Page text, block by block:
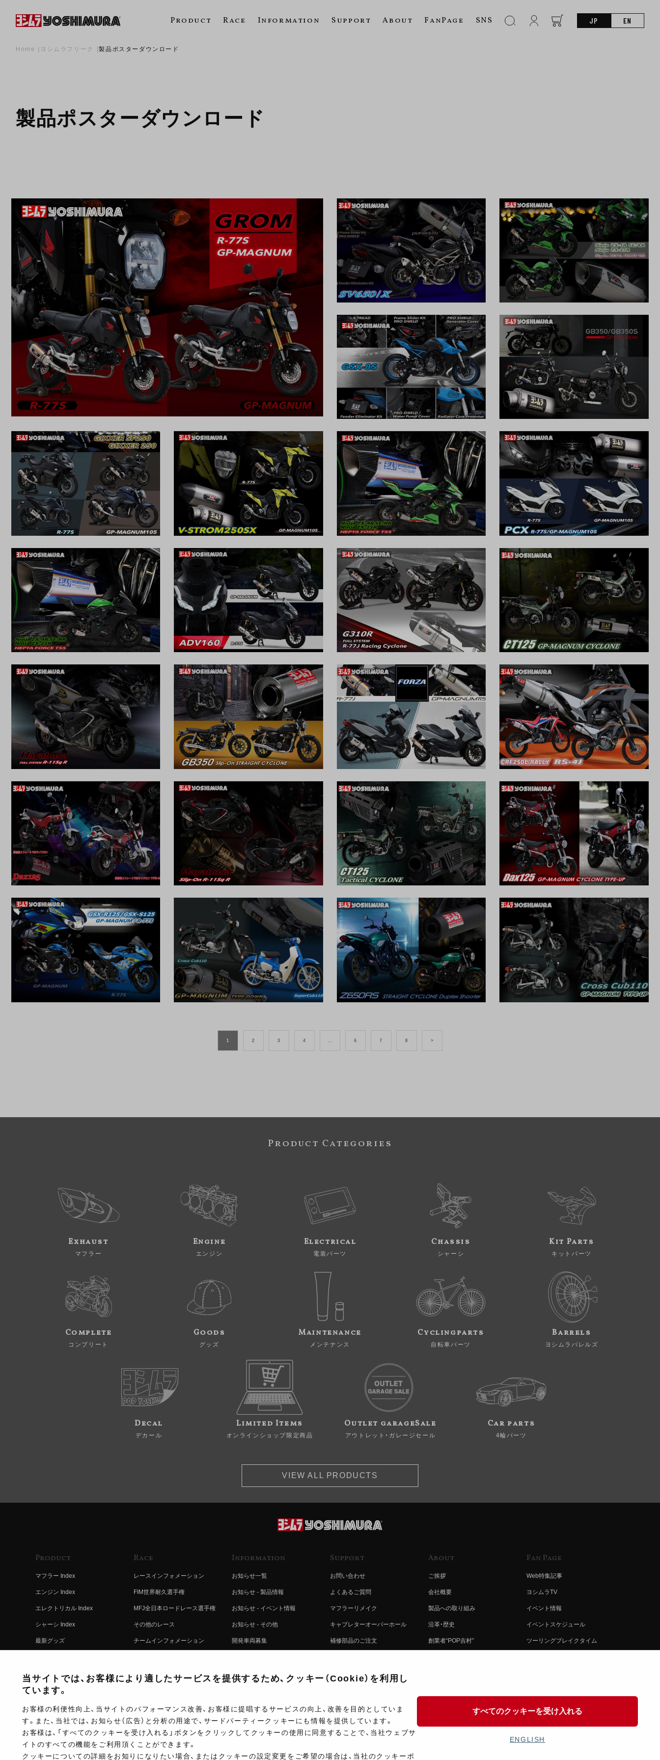
Product Race Information Support About FanPage SNS JP EN
Home ヨシムラフリーク 製品ポスターダウンロード
製品ポスターダウンロード
1 2 3 4 … 6 7 8 >
Product Categories
Exhaust
マフラー
Engine
エンジン
Electrical
電装パーツ
Chassis
シャーシ
Kit Parts
キットパーツ
Complete
コンプリート
Goods
グッズ
Maintenance
メンテナンス
Cyclingparts
自転車パーツ
Barrels
ヨシムラバレルズ
Decal
デカール
Limited Items
オンラインショップ限定商品
Outlet garageSale
アウトレット・ガレージセール
Car parts
4輪パーツ
VIEW ALL PRODUCTS
Product
マフラー Index
エンジン Index
エレクトリカル Index
シャーシ Index
最新グッズ
コンプリート
Race
レースインフォメーション
FIM世界耐久選手権
MFJ全日本ロードレース選手権
その他のレース
チームインフォメーション
レースムービー
Information
お知らせ一覧
お知らせ - 製品情報
お知らせ - イベント情報
お知らせ - その他
開発車両募集
注文方法
Support
お問い合わせ
よくあるご質問
マフラーリメイク
キャブレターオーバーホール
補修部品のご注文
製品に関する重要なお知らせ
ポイントについて
ショップ情報
製品マニュアル検索
About
ご挨拶
会社概要
製品への取り組み
沿革・歴史
創業者“POP吉村”
Fan Page
Web特集記事
ヨシムラTV
イベント情報
イベントスケジュール
ツーリングブレイクタイム
当サイトでは、お客様により適したサービスを提供するため、クッキー（Cookie）を利用し
ています。
お客様の利便性向上、当サイトのパフォーマンス改善、お客様に提唱するサービスの向上、改善を目的としていま
す。また、当社では、お知らせ（広告）と分析の用途で、サードパーティークッキーにも情報を提供しています。
お客様は、「すべてのクッキーを受け入れる」ボタンをクリックしてクッキーの使用に同意することで、当社ウェブサ
イトのすべての機能をご利用頂くことができます。
クッキーについての詳細をお知りになりたい場合、またはクッキーの設定変更をご希望の場合は、当社のクッキーポ
すべてのクッキーを受け入れる
ENGLISH